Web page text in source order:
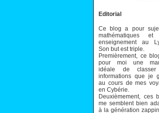
Editorial
Ce blog a pour
mathématiques et
enseignement au
Son but est triple.
Premièrement, ce
pour moi une
idéale de
informations que je
au cours de mes
en Cybérie.
Deuxièmement, ces
me semblent bien
à la génération